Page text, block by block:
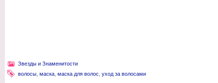
Звезды и Знаменитости
волосы маска маска для волос уход за волосами